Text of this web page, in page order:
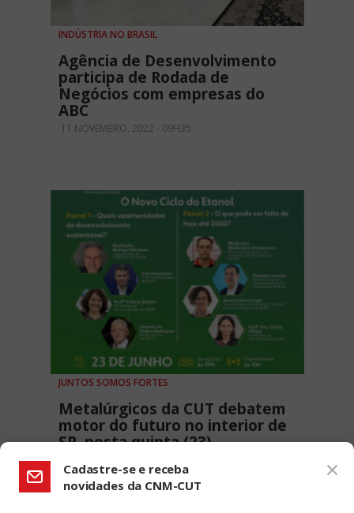
INDÚSTRIA NO BRASIL
Agência de Desenvolvimento
participa de Rodada de
Negócios com empresas do
ABC
11 NOVEMBRO, 2022 - 09H35
JUNTOS SOMOS FORTES
Metalúrgicos da CUT debatem
motor do futuro no interior de
SP, nesta quinta (23)
Cadastre-se e receba
novidades da CNM-CUT